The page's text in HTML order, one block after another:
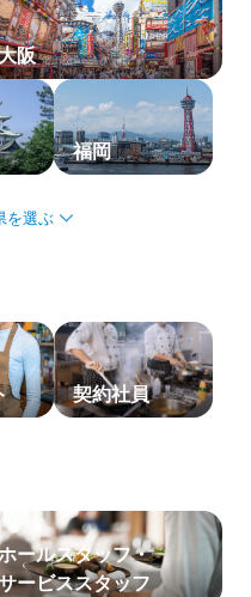
阪
福岡
契約社員
ールスタッフ・
ービススタッフ